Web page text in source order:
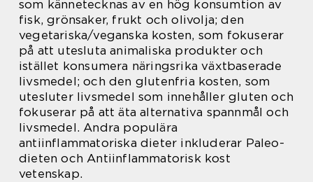
som kännetecknas av en hög konsumtion av
fisk, grönsaker, frukt och olivolja; den
vegetariska/veganska kosten, som fokuserar
på att utesluta animaliska produkter och
istället konsumera näringsrika växtbaserade
livsmedel; och den glutenfria kosten, som
utesluter livsmedel som innehåller gluten och
fokuserar på att äta alternativa spannmål och
livsmedel. Andra populära
antiinflammatoriska dieter inkluderar Paleo-
dieten och Antiinflammatorisk kost
vetenskap.